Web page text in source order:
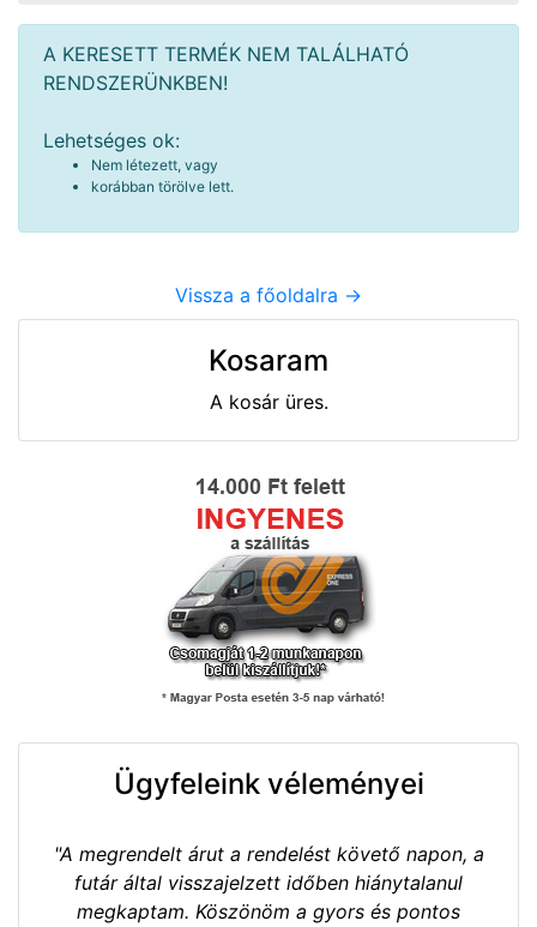
A KERESETT TERMÉK NEM TALÁLHATÓ
RENDSZERÜNKBEN!
Lehetséges ok:
Nem létezett, vagy
korábban törölve lett.
Vissza a főoldalra ->
Kosaram
A kosár üres.
Ügyfeleink véleményei
"A megrendelt árut a rendelést követő napon, a
futár által visszajelzett időben hiánytalanul
megkaptam. Köszönöm a gyors és pontos